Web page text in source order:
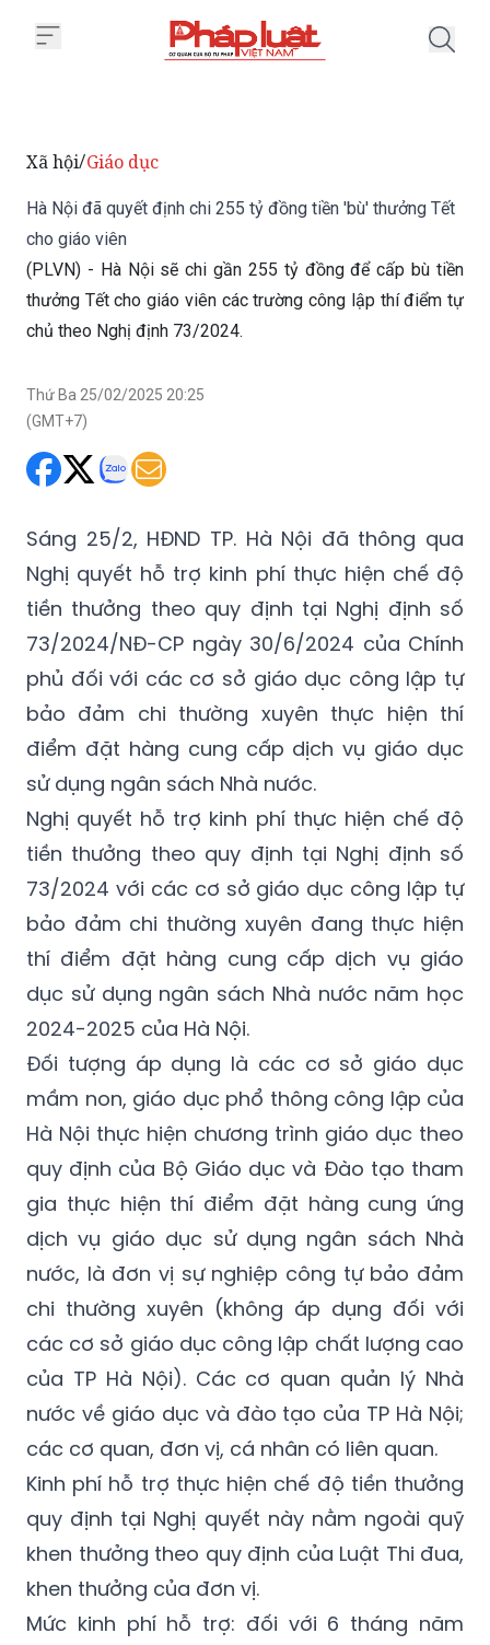
Xã hội/Giáo dục
Hà Nội đã quyết định chi 255 tỷ đồng tiền 'bù' thưởng Tết
cho giáo viên
(PLVN) - Hà Nội sẽ chi gần 255 tỷ đồng để cấp bù tiền
chủ theo Nghị định 73/2024.
Thứ Ba 25/02/2025 20:25
Sáng 25/2, HĐND TP. Hà Nội đã thông qua
Nghị quyết hỗ trợ kinh phí thực hiện chế độ
tiền thưởng theo quy định tại Nghị định số
73/2024/NĐ-CP ngày 30/6/2024 của Chính
phủ đối với các cơ sở giáo dục công lập tự
bảo đảm chi thường xuyên thực hiện thí
điểm đặt hàng cung cấp dịch vụ giáo dục
sử dụng ngân sách Nhà nước.
Nghị quyết hỗ trợ kinh phí thực hiện chế độ
tiền thưởng theo quy định tại Nghị định số
73/2024 với các cơ sở giáo dục công lập tự
bảo đảm chi thường xuyên đang thực hiện
thí điểm đặt hàng cung cấp dịch vụ giáo
dục sử dụng ngân sách Nhà nước năm học
2024-2025 của Hà Nội.
Đối tượng áp dụng là các cơ sở giáo dục
mầm non, giáo dục phổ thông công lập của
Hà Nội thực hiện chương trình giáo dục theo
quy định của Bộ Giáo dục và Đào tạo tham
gia thực hiện thí điểm đặt hàng cung ứng
dịch vụ giáo dục sử dụng ngân sách Nhà
nước, là đơn vị sự nghiệp công tự bảo đảm
chi thường xuyên (không áp dụng đối với
các cơ sở giáo dục công lập chất lượng cao
của TP Hà Nội). Các cơ quan quản lý Nhà
nước về giáo dục và đào tạo của TP Hà Nội;
các cơ quan, đơn vị, cá nhân có liên quan.
Kinh phí hỗ trợ thực hiện chế độ tiền thưởng
quy định tại Nghị quyết này nằm ngoài quỹ
khen thưởng theo quy định của Luật Thi đua,